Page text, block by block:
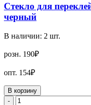
Стекло для
черный
В наличии: 2 шт.
розн. 190₽
опт. 154₽
В корзину
-